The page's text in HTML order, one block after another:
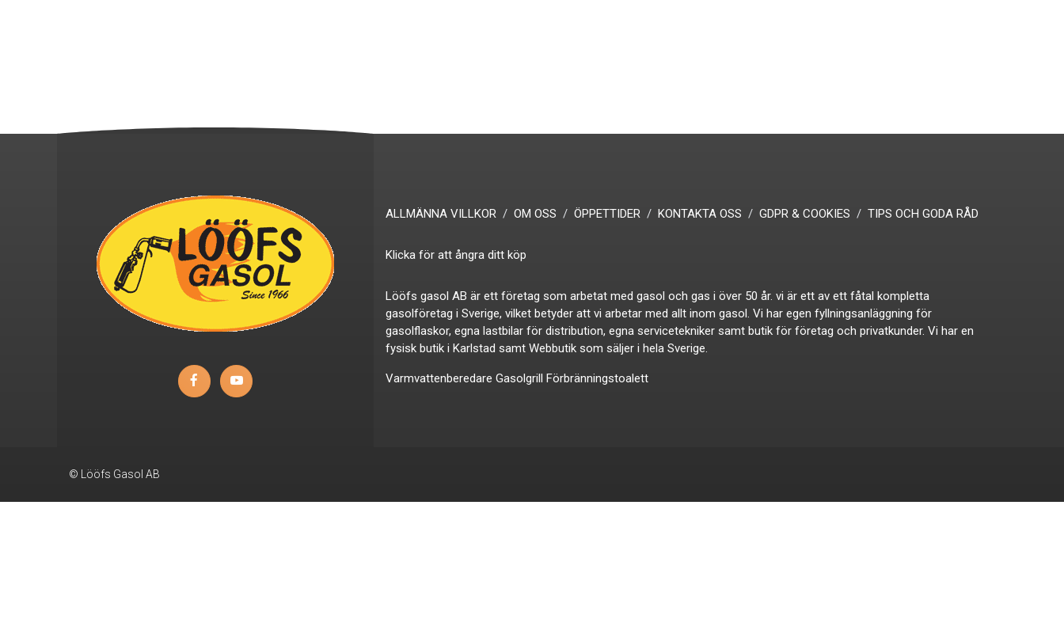
ALLMÄNNA VILLKOR OM OSS ÖPPETTIDER KONTAKTA OSS GDPR & COOKIES TIPS OCH GODA RÅD
Klicka för att ångra ditt köp
Lööfs gasol AB är ett företag som arbetat med gasol och gas i över 50 år. vi är ett av ett fåtal kompletta
gasolföretag i Sverige, vilket betyder att vi arbetar med allt inom gasol. Vi har egen fyllningsanläggning för
gasolflaskor, egna lastbilar för distribution, egna servicetekniker samt butik för företag och privatkunder. Vi har en
fysisk butik i Karlstad samt Webbutik som säljer i hela Sverige.
Varmvattenberedare Gasolgrill Förbränningstoalett
© Lööfs Gasol AB